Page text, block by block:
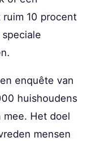
10 procent
enquête van
huishoudens
mee. Het doel
mensen